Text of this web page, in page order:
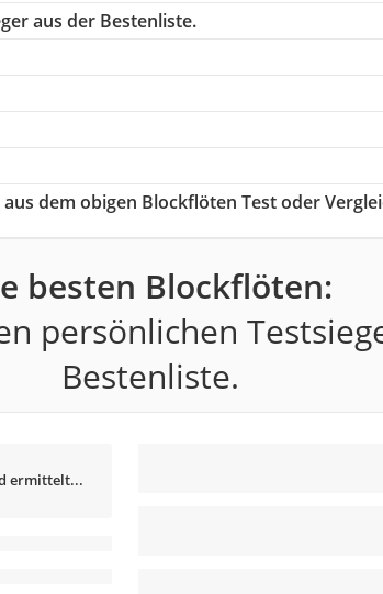
aus der Bestenliste.
dem obigen Blockflöten Test oder
besten Blockflöten:
persönlichen
Bestenliste.
ermittelt...